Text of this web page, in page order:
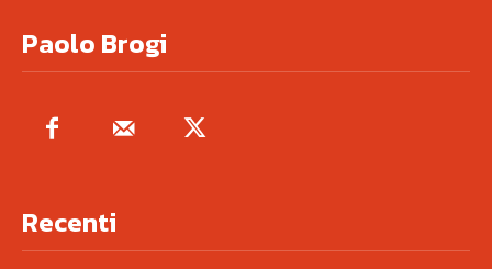
Paolo Brogi
Recenti